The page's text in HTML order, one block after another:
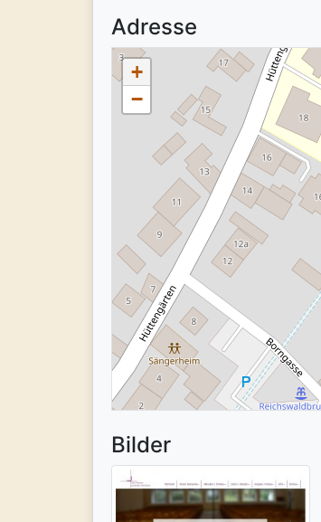
Adresse
+
−
Bilder